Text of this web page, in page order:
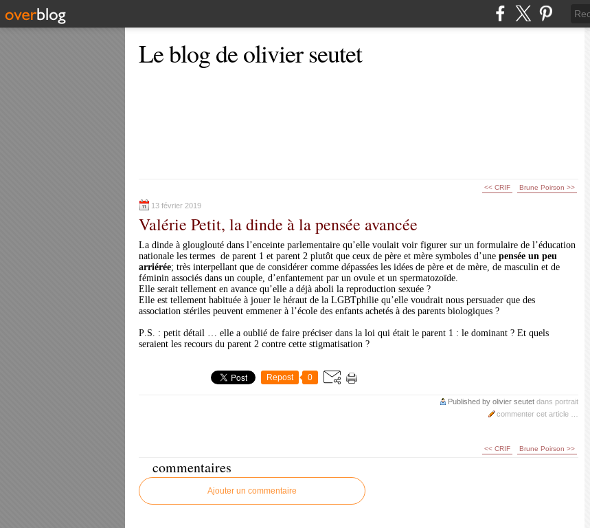
Le blog de olivier seutet
<< CRIF Brune Poirson >>
13 février 2019
Valérie Petit, la dinde à la pensée avancée
La dinde à glouglouté dans l’enceinte parlementaire qu’elle voulait voir figurer sur un formulaire de l’éducation
nationale les termes de parent 1 et parent 2 plutôt que ceux de père et mère symboles d’une pensée un peu
arriérée; très interpellant que de considérer comme dépassées les idées de père et de mère, de masculin et de
féminin associés dans un couple, d’enfantement par un ovule et un spermatozoïde.
Elle serait tellement en avance qu’elle a déjà aboli la reproduction sexuée ?
Elle est tellement habituée à jouer le héraut de la LGBTphilie qu’elle voudrait nous persuader que des
association stériles peuvent emmener à l’école des enfants achetés à des parents biologiques ?
P.S. : petit détail … elle a oublié de faire préciser dans la loi qui était le parent 1 : le dominant ? Et quels
seraient les recours du parent 2 contre cette stigmatisation ?
Repost 0
Published by olivier seutet dans portrait
commenter cet article
<< CRIF Brune Poirson >>
commentaires
Ajouter un commentaire